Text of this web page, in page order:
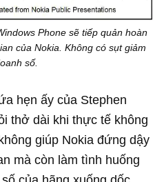
Phone sẽ tiếp quản hoàn
của Nokia. Không có sụt giảm
số.
hẹn ấy của Stephen
thở dài khi thực tế không
giúp Nokia đứng dậy
mà còn làm tình huống